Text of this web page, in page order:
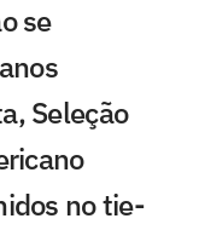
se
Seleção
no tie-